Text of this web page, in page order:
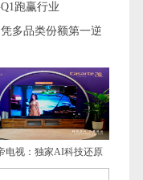
跑赢行业
多品类份额第一逆
电视：独家AI科技还原
年色彩